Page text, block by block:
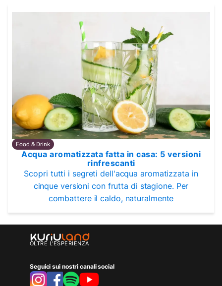
Food & Drink
Acqua aromatizzata fatta in casa: 5 versioni
rinfrescanti
Scopri tutti i segreti dell'acqua aromatizzata in
cinque versioni con frutta di stagione. Per
combattere il caldo, naturalmente
OLTRE L'ESPERIENZA
Seguici sui nostri canali social